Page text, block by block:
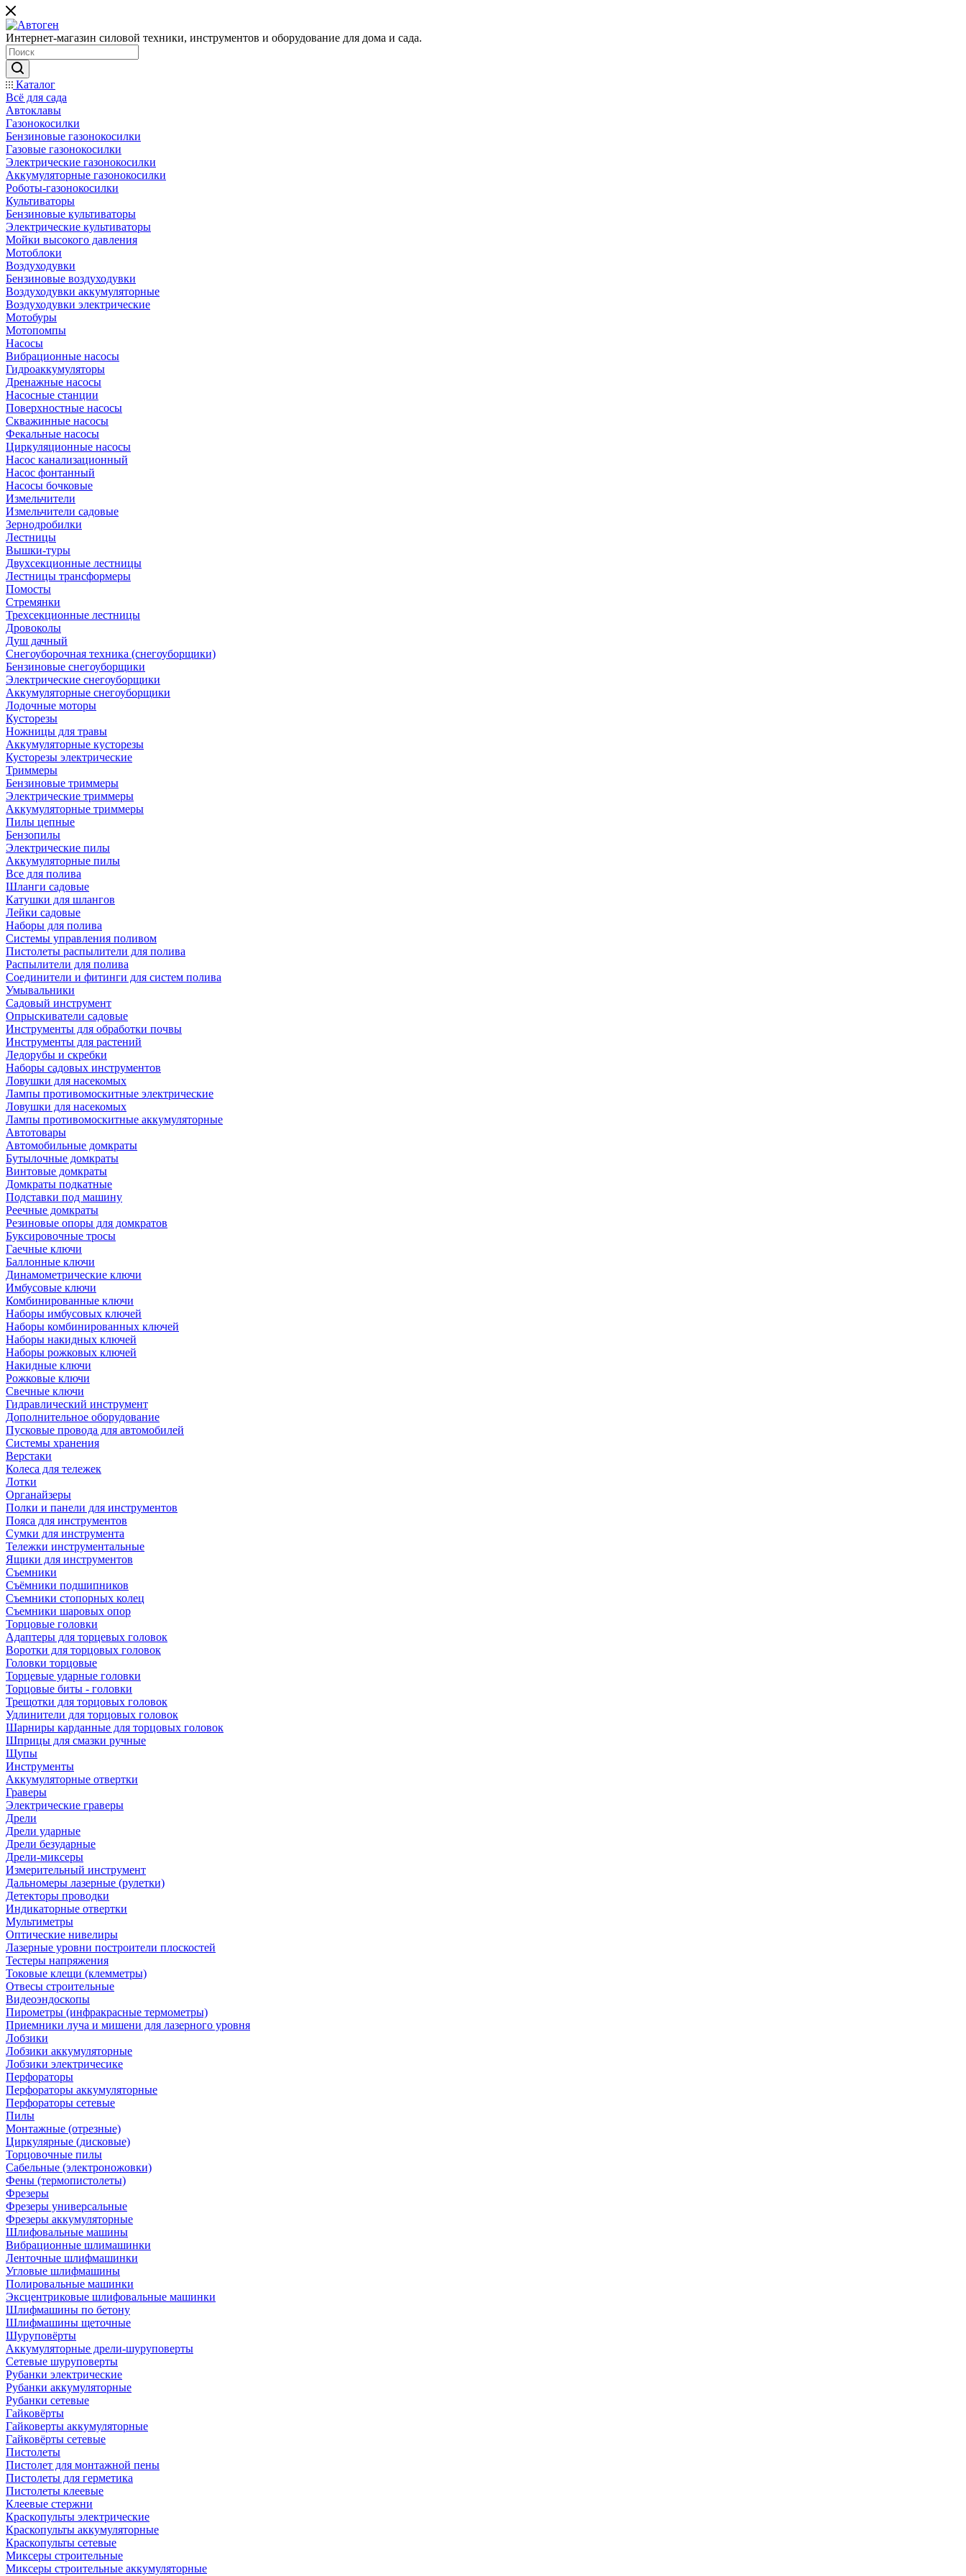
Интернет-магазин силовой техники, инструментов и оборудование для дома и сада.
Каталог
Всё для сада
Автоклавы
Газонокосилки
Бензиновые газонокосилки
Газовые газонокосилки
Электрические газонокосилки
Аккумуляторные газонокосилки
Роботы-газонокосилки
Культиваторы
Бензиновые культиваторы
Электрические культиваторы
Мойки высокого давления
Мотоблоки
Воздуходувки
Бензиновые воздуходувки
Воздуходувки аккумуляторные
Воздуходувки электрические
Мотобуры
Мотопомпы
Насосы
Вибрационные насосы
Гидроаккумуляторы
Дренажные насосы
Насосные станции
Поверхностные насосы
Скважинные насосы
Фекальные насосы
Циркуляционные насосы
Насос канализационный
Насос фонтанный
Насосы бочковые
Измельчители
Измельчители садовые
Зернодробилки
Лестницы
Вышки-туры
Двухсекционные лестницы
Лестницы трансформеры
Помосты
Стремянки
Трехсекционные лестницы
Дровоколы
Душ дачный
Снегоуборочная техника (снегоуборщики)
Бензиновые снегоуборщики
Электрические снегоуборщики
Аккумуляторные снегоуборщики
Лодочные моторы
Кусторезы
Ножницы для травы
Аккумуляторные кусторезы
Кусторезы электрические
Триммеры
Бензиновые триммеры
Электрические триммеры
Аккумуляторные триммеры
Пилы цепные
Бензопилы
Электрические пилы
Аккумуляторные пилы
Все для полива
Шланги садовые
Катушки для шлангов
Лейки садовые
Наборы для полива
Системы управления поливом
Пистолеты распылители для полива
Распылители для полива
Соединители и фитинги для систем полива
Умывальники
Садовый инструмент
Опрыскиватели садовые
Инструменты для обработки почвы
Инструменты для растений
Ледорубы и скребки
Наборы садовых инструментов
Ловушки для насекомых
Лампы противомоскитные электрические
Ловушки для насекомых
Лампы противомоскитные аккумуляторные
Автотовары
Автомобильные домкраты
Бутылочные домкраты
Винтовые домкраты
Домкраты подкатные
Подставки под машину
Реечные домкраты
Резиновые опоры для домкратов
Буксировочные тросы
Гаечные ключи
Баллонные ключи
Динамометрические ключи
Имбусовые ключи
Комбинированные ключи
Наборы имбусовых ключей
Наборы комбинированных ключей
Наборы накидных ключей
Наборы рожковых ключей
Накидные ключи
Рожковые ключи
Свечные ключи
Гидравлический инструмент
Дополнительное оборудование
Пусковые провода для автомобилей
Системы хранения
Верстаки
Колеса для тележек
Лотки
Органайзеры
Полки и панели для инструментов
Пояса для инструментов
Сумки для инструмента
Тележки инструментальные
Ящики для инструментов
Съемники
Съёмники подшипников
Съемники стопорных колец
Съемники шаровых опор
Торцовые головки
Адаптеры для торцевых головок
Воротки для торцовых головок
Головки торцовые
Торцевые ударные головки
Торцовые биты - головки
Трещотки для торцовых головок
Удлинители для торцовых головок
Шарниры карданные для торцовых головок
Шприцы для смазки ручные
Щупы
Инструменты
Аккумуляторные отвертки
Граверы
Электрические граверы
Дрели
Дрели ударные
Дрели безударные
Дрели-миксеры
Измерительный инструмент
Дальномеры лазерные (рулетки)
Детекторы проводки
Индикаторные отвертки
Мультиметры
Оптические нивелиры
Лазерные уровни построители плоскостей
Тестеры напряжения
Токовые клещи (клемметры)
Отвесы строительные
Видеоэндоскопы
Пирометры (инфракрасные термометры)
Приемники луча и мишени для лазерного уровня
Лобзики
Лобзики аккумуляторные
Лобзики электричесике
Перфораторы
Перфораторы аккумуляторные
Перфораторы сетевые
Пилы
Монтажные (отрезные)
Циркулярные (дисковые)
Торцовочные пилы
Сабельные (электроножовки)
Фены (термопистолеты)
Фрезеры
Фрезеры универсальные
Фрезеры аккумуляторные
Шлифовальные машины
Вибрационные шлимашинки
Ленточные шлифмашинки
Угловые шлифмашины
Полировальные машинки
Эксцентриковые шлифовальные машинки
Шлифмашины по бетону
Шлифмашины щеточные
Шуруповёрты
Аккумуляторные дрели-шуруповерты
Сетевые шуруповерты
Рубанки электрические
Рубанки аккумуляторные
Рубанки сетевые
Гайковёрты
Гайковерты аккумуляторные
Гайковёрты сетевые
Пистолеты
Пистолет для монтажной пены
Пистолеты для герметика
Пистолеты клеевые
Клеевые стержни
Краскопульты электрические
Краскопульты аккумуляторные
Краскопульты сетевые
Миксеры строительные
Миксеры строительные аккумуляторные